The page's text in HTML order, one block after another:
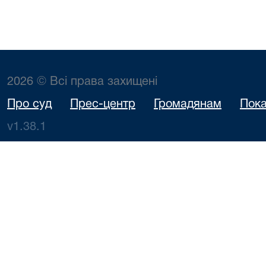
2026 © Всі права захищені
Про суд Прес-центр Громадянам
v1.38.1